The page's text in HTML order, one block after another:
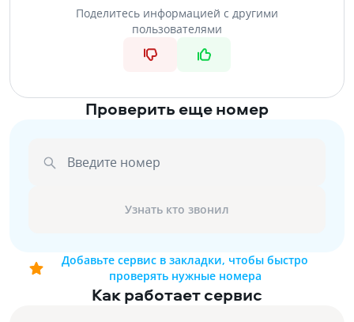
Поделитесь информацией с другими
пользователями
Проверить еще номер
Введите номер
Узнать кто звонил
Добавьте сервис в закладки, чтобы быстро
проверять нужные номера
Как работает сервис